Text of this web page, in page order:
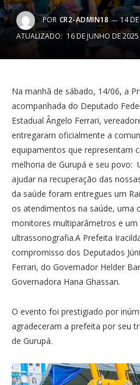
POR CR2-ADMIN18
14
ATUALIZADO: 16 DE JUNHO DE 2025
Na manhã de sábado, 14/06, a
acompanhada do Deputado
Estadual Ângelo Ferrari,
entregaram oficialmente a
equipamentos que representam
melhoria de Gurupá e seu povo:
ajudar na recuperação das
da saúde foram entregues um
os atendimentos na saúde, uma
monitores multiparâmetros e um
ultrassonografia.A Prefeita
compromisso dos Deputados
Ferrari, do Governador Helder
Governadora Hana Ghassan.
O evento foi prestigiado por
agradeceram a prefeita por seu
de Gurupá.